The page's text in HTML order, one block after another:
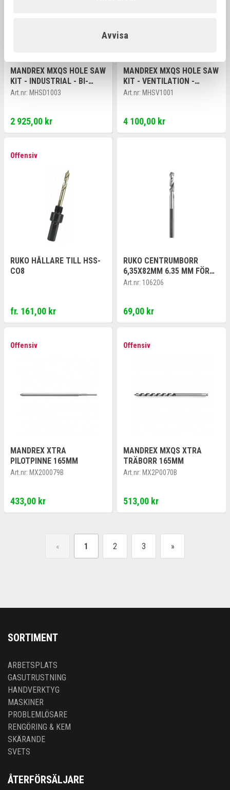
Avvisa
MANDREX MXQS HOLE SAW
KIT - INDUSTRIAL - BI-
METAL SPEEDXCUT M42
Art.nr: MHSD1003
2 925,00 kr
MANDREX MXQS HOLE SAW
KIT - VENTILATION -
MULTI-PURPOSE
Art.nr: MHSV1001
4 100,00 kr
Offensiv
RUKO HÅLLARE TILL HSS-
CO8
fr. 161,00 kr
RUKO CENTRUMBORR
6,35X82MM 6.35 MM FÖR
A1+A2
Art.nr: 106206
69,00 kr
Offensiv
MANDREX XTRA
PILOTPINNE 165MM
Art.nr: MX200079B
433,00 kr
Offensiv
MANDREX MXQS XTRA
TRÄBORR 165MM
Art.nr: MX2P0070B
513,00 kr
« 1 2 3 »
SORTIMENT
ARBETSPLATS
GASUTRUSTNING
HANDVERKTYG
MASKINER
PROBLEMLÖSARE
RENGÖRING & KEM
SKÄRANDE
SVETS
ÅTERFÖRSÄLJARE